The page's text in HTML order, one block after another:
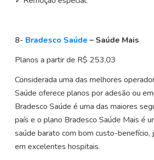
8- Bradesco Saúde – Saúde Mais
Planos a partir de R$ 253,03
Considerada uma das melhores
Saúde oferece planos por adesão ou
Bradesco Saúde é uma das maiores
país e o plano Bradesco Saúde Mais é
saúde barato com bom custo-benefício,
em excelentes hospitais.